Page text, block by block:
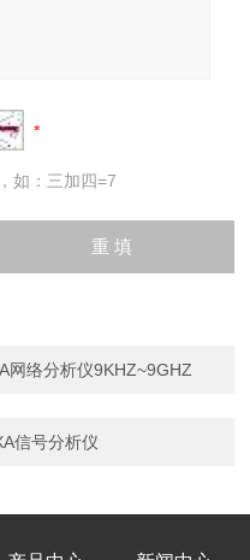
如：三加四=7
网络分析仪9KHZ~9GHZ
信号分析仪